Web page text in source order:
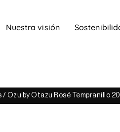
Nuestra visión
/ Ozu by Otazu Rosé Tempranillo